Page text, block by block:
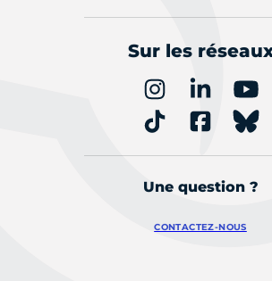
Sur les
Une question ?
CONTACTEZ-NOUS